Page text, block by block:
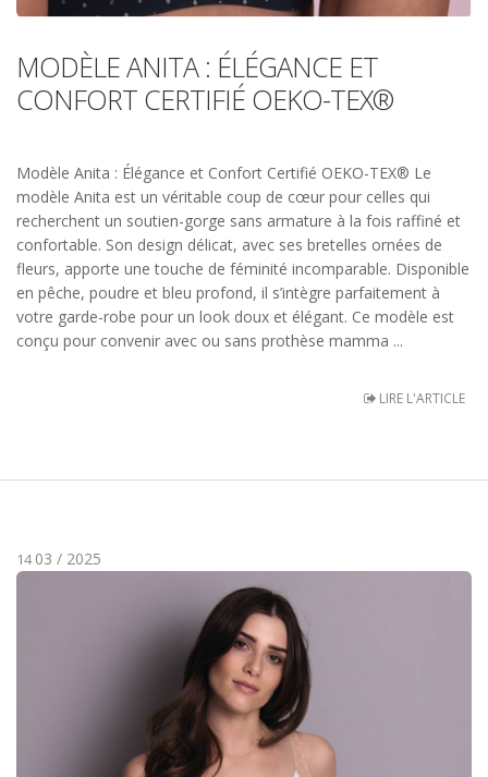
MODÈLE ANITA : ÉLÉGANCE ET
CONFORT CERTIFIÉ OEKO-TEX®
Modèle Anita : Élégance et Confort Certifié OEKO-TEX® Le
modèle Anita est un véritable coup de cœur pour celles qui
recherchent un soutien-gorge sans armature à la fois raffiné et
confortable. Son design délicat, avec ses bretelles ornées de
fleurs, apporte une touche de féminité incomparable. Disponible
en pêche, poudre et bleu profond, il s’intègre parfaitement à
votre garde-robe pour un look doux et élégant. Ce modèle est
conçu pour convenir avec ou sans prothèse mamma ...
LIRE L'ARTICLE
1403 / 2025